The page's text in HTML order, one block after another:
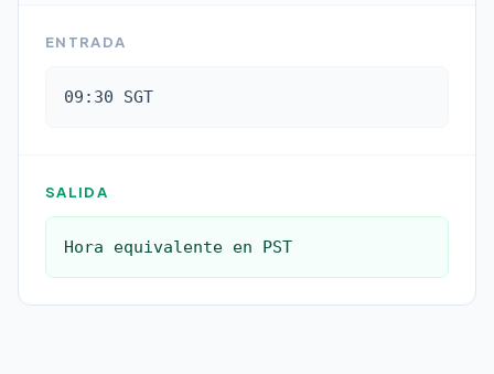
ENTRADA
09:30 SGT
SALIDA
Hora equivalente en PST